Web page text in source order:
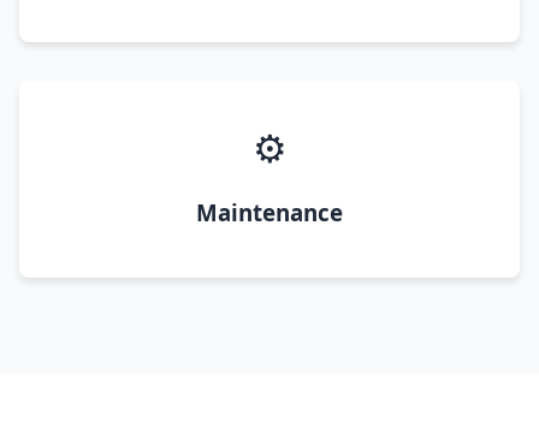
⚙️
Maintenance